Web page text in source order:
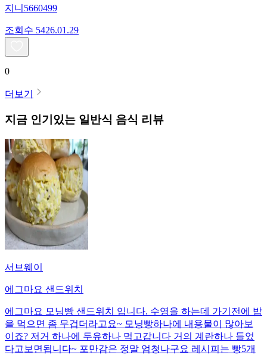
지니5660499
조회수 5426.01.29
0
더보기
지금 인기있는 일반식 음식 리뷰
서브웨이
에그마요 샌드위치
에그마요 모닝빵 샌드위치 입니다. 수영을 하는데 가기전에 밥
을 먹으면 좀 무겁더라고요~ 모닝빵하나에 내용물이 많아보
이죠? 저거 하나에 두유하나 먹고갑니다 거의 계란하나 들었
다고보면됩니다~ 포만감은 정말 엄청나구요 레시피는 빵5개